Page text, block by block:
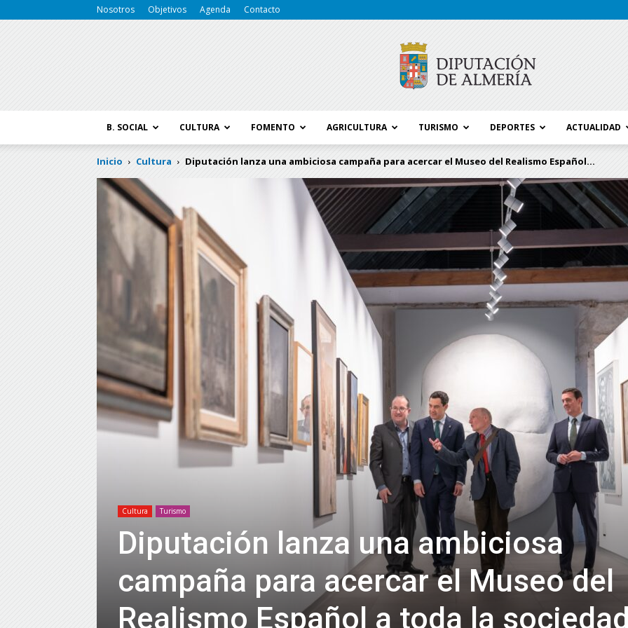
Nosotros Objetivos Agenda Contacto
Diputación
Almería
B. SOCIAL CULTURA FOMENTO AGRICULTURA TURISMO DEPORTES ACTUALIDAD
Inicio Cultura Diputación lanza una ambiciosa campaña para acercar el Museo del Realismo Español...
Cultura Turismo
Diputación lanza una ambiciosa
campaña para acercar el Museo del
Realismo Español a toda la